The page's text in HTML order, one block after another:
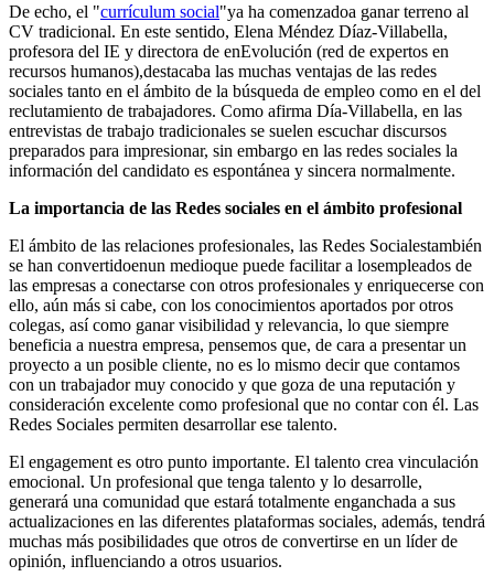
De echo, el "currículum social"ya ha comenzadoa ganar terreno al
CV tradicional. En este sentido, Elena Méndez Díaz-Villabella,
profesora del IE y directora de enEvolución (red de expertos en
recursos humanos),destacaba las muchas ventajas de las redes
sociales tanto en el ámbito de la búsqueda de empleo como en el del
reclutamiento de trabajadores. Como afirma Día-Villabella, en las
entrevistas de trabajo tradicionales se suelen escuchar discursos
preparados para impresionar, sin embargo en las redes sociales la
información del candidato es espontánea y sincera normalmente.
La importancia de las Redes sociales en el ámbito profesional
El ámbito de las relaciones profesionales, las Redes Socialestambién
se han convertidoenun medioque puede facilitar a losempleados de
las empresas a conectarse con otros profesionales y enriquecerse con
ello, aún más si cabe, con los conocimientos aportados por otros
colegas, así como ganar visibilidad y relevancia, lo que siempre
beneficia a nuestra empresa, pensemos que, de cara a presentar un
proyecto a un posible cliente, no es lo mismo decir que contamos
con un trabajador muy conocido y que goza de una reputación y
consideración excelente como profesional que no contar con él. Las
Redes Sociales permiten desarrollar ese talento.
El engagement es otro punto importante. El talento crea vinculación
emocional. Un profesional que tenga talento y lo desarrolle,
generará una comunidad que estará totalmente enganchada a sus
actualizaciones en las diferentes plataformas sociales, además, tendrá
muchas más posibilidades que otros de convertirse en un líder de
opinión, influenciando a otros usuarios.